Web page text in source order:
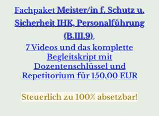
FachpaketMeister/in f. Schutz u.
Sicherheit IHK, Personalführung
(B.III.9),
7Videos und das komplette
Begleitskript mit
Dozentenschlüssel und
Repetitorium für 150,00 EUR
Steuerlich zu 100% absetzbar!